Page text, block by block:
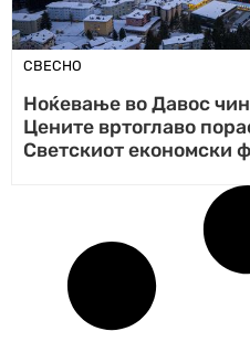
СВЕСНО
Ноќевање во Давос
Цените вртоглаво
Светскиот економски